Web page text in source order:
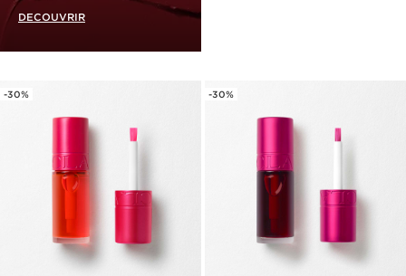
DECOUVRIR
-30% -30%